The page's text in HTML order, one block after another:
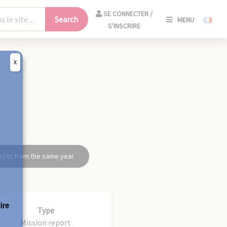
Search
SE CONNECTER /
S'INSCRIRE
MENU
from the same year
Type
Mission report
X